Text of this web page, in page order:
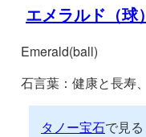
エメラルド（球）
Emerald(ball)
石言葉：健康と長寿
タノー宝石で見る